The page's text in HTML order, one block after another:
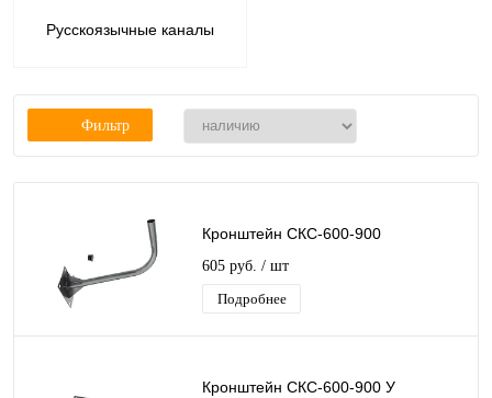
Русскоязычные каналы
Фильтр
Кронштейн СКС-600-900
605 руб. / шт
Подробнее
Кронштейн СКС-600-900 У